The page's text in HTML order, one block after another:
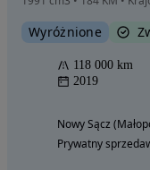
Wyróżnione
118 000 km
2019
Nowy Sącz
Prywatny